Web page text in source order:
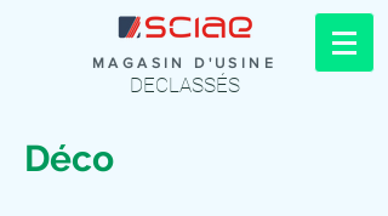
MAGASIN D'USINE
DECLASSÉS
Déco